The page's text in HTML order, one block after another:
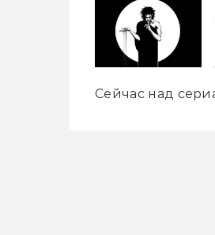
Сейчас над